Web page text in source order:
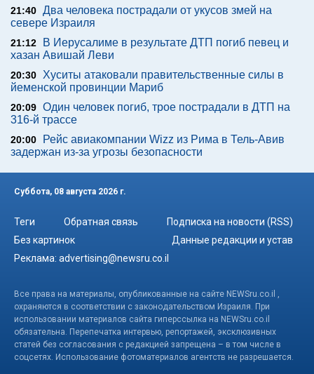
21:40 Два человека пострадали от укусов змей на
севере Израиля
21:12
В Иерусалиме в результате ДТП погиб певец и
хазан Авишай Леви
20:30 Хуситы атаковали правительственные силы в
йеменской провинции Мариб
20:09 Один человек погиб, трое пострадали в ДТП на
316-й трассе
20:00
Рейс авиакомпании Wizz из Рима в Тель-Авив
задержан из-за угрозы безопасности
Суббота, 08 августа 2026 г.
Теги Обратная связь
Подписка на новости (RSS)
Без картинок
Данные редакции и устав
Реклама: advertising@newsru.co.il
Все права на материалы, опубликованные на сайте NEWSru.co.il ,
охраняются в соответствии с законодательством Израиля. При
использовании материалов сайта гиперссылка на NEWSru.co.il
обязательна. Перепечатка интервью, репортажей, эксклюзивных
статей без согласования с редакцией запрещена – в том числе в
соцсетях. Использование фотоматериалов агентств не разрешается.